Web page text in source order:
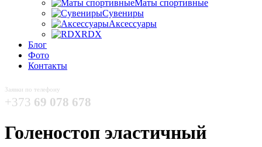
Маты спортивные
Сувениры
Аксессуары
RDX
Блог
Фото
Контакты
Заявки по телефону
+373 69 078 678
Голеностоп эластичный